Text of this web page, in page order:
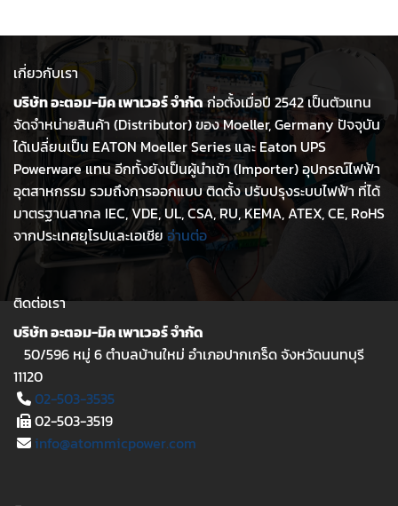
เกี่ยวกับเรา
บริษัท อะตอม-มิค เพาเวอร์ จำกัดก่อตั้งเมื่อปี 2542 เป็นตัวแทน
จัดจำหน่ายสินค้า (Distributor) ของ Moeller, Germany ปัจจุบัน
ได้เปลี่ยนเป็น EATON Moeller Series และ Eaton UPS
Powerware แทน อีกทั้งยังเป็นผู้นำเข้า (Importer) อุปกรณ์ไฟฟ้า
อุตสาหกรรม รวมถึงการออกแบบ ติดตั้ง ปรับปรุงระบบไฟฟ้า ที่ได้
มาตรฐานสากล IEC, VDE, UL, CSA, RU, KEMA, ATEX, CE, RoHS
จากประเทศยุโรปและเอเชียอ่านต่อ
ติดต่อเรา
บริษัท อะตอม-มิค เพาเวอร์ จำกัด
50/596 หมู่ 6 ตำบลบ้านใหม่ อำเภอปากเกร็ด จังหวัดนนทบุรี
11120
02-503-3535
02-503-3519
info@atommicpower.com